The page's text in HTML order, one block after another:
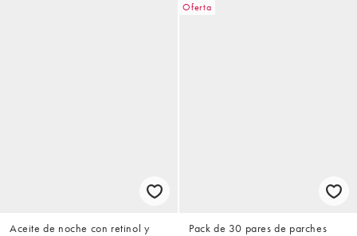
Aceite de noche con retinol y
Oferta
Pack de 30 pares de parches